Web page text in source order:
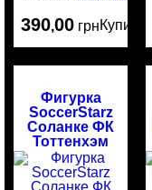
390,00 грнКупить
Фигурка
SoccerStarz
Соланке ФК
Тоттенхэм